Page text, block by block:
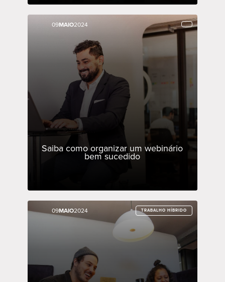
09MAIO2024
Saiba como organizar um webinário
bem sucedido
09MAIO2024
09MAIO2024 TRABALHO HÍBRIDO
09MAIO2024 TRABALHO HÍBRIDO